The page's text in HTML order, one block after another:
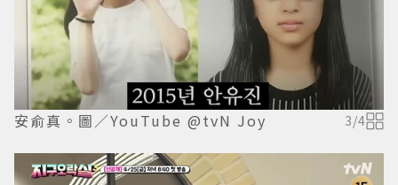
安俞真。圖／YouTube @tvN Joy 3/4